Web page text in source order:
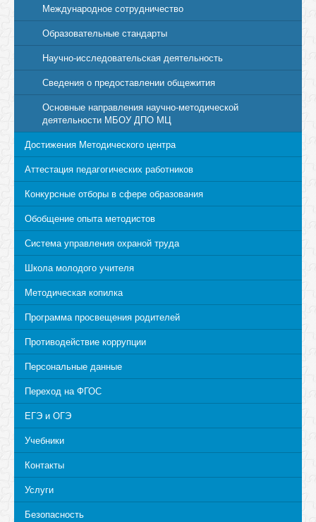
Международное сотрудничество
Образовательные стандарты
Научно-исследовательская деятельность
Сведения о предоставлении общежития
Основные направления научно-методической
деятельности МБОУ ДПО МЦ
Достижения Методического центра
Аттестация педагогических работников
Конкурсные отборы в сфере образования
Обобщение опыта методистов
Система управления охраной труда
Школа молодого учителя
Методическая копилка
Программа просвещения родителей
Противодействие коррупции
Персональные данные
Переход на ФГОС
ЕГЭ и ОГЭ
Учебники
Контакты
Услуги
Безопасность